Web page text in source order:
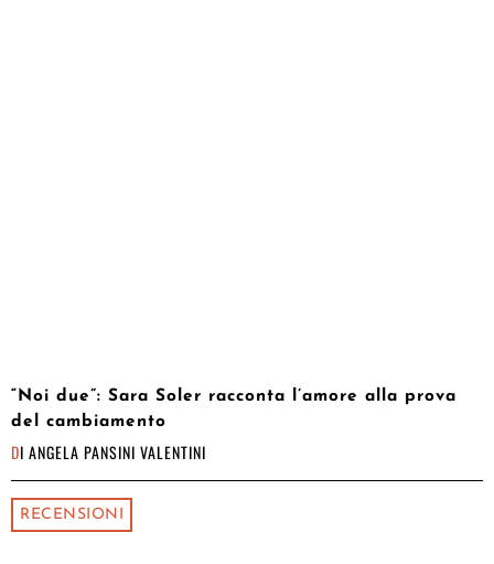
“Noi due”: Sara Soler racconta l’amore alla prova
del cambiamento
DI ANGELA PANSINI VALENTINI
RECENSIONI